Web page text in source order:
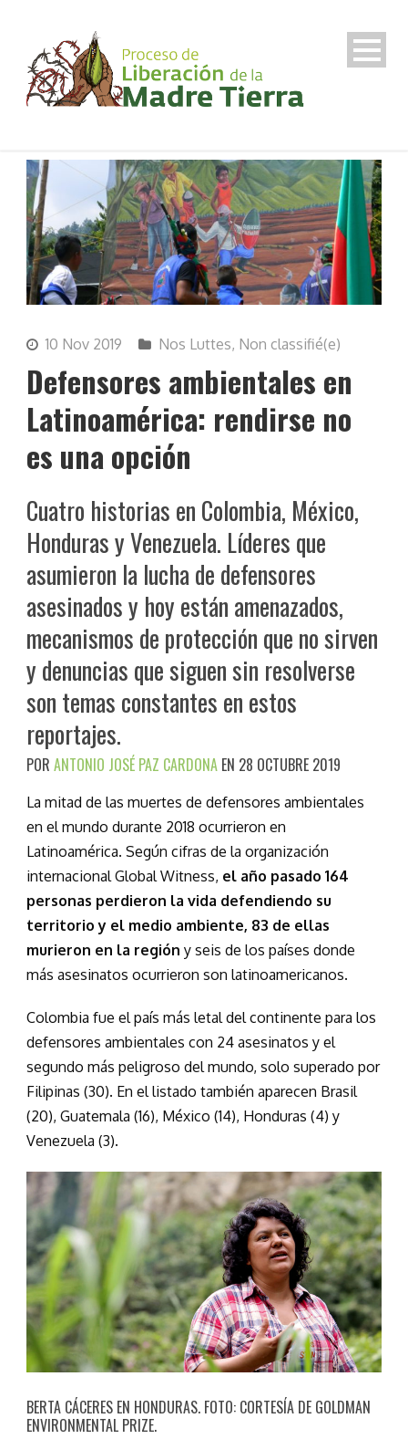
10 Nov 2019 Nos Luttes, Non classifié(e)
Defensores ambientales en
Latinoamérica: rendirse no
es una opción
Cuatro historias en Colombia, México,
Honduras y Venezuela. Líderes que
asumieron la lucha de defensores
asesinados y hoy están amenazados,
mecanismos de protección que no sirven
y denuncias que siguen sin resolverse
son temas constantes en estos
reportajes.
POR ANTONIO JOSÉ PAZ CARDONA EN 28 OCTUBRE 2019
La mitad de las muertes de defensores ambientales
en el mundo durante 2018 ocurrieron en
Latinoamérica. Según cifras de la organización
internacional Global Witness, el año pasado 164
personas perdieron la vida defendiendo su
territorio y el medio ambiente, 83 de ellas
murieron en la región y seis de los países donde
más asesinatos ocurrieron son latinoamericanos.
Colombia fue el país más letal del continente para los
defensores ambientales con 24 asesinatos y el
segundo más peligroso del mundo, solo superado por
Filipinas (30). En el listado también aparecen Brasil
(20), Guatemala (16), México (14), Honduras (4) y
Venezuela (3).
BERTA CÁCERES EN HONDURAS. FOTO: CORTESÍA DE GOLDMAN
ENVIRONMENTAL PRIZE.